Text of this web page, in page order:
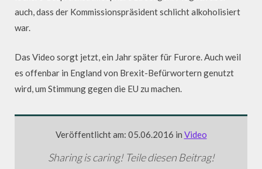
auch, dass der Kommissionspräsident schlicht alkoholisiert
war.
Das Video sorgt jetzt, ein Jahr später für Furore. Auch weil
es offenbar in England von Brexit-Befürwortern genutzt
wird, um Stimmung gegen die EU zu machen.
Veröffentlicht am: 05.06.2016 in Video
Sharing is caring! Teile diesen Beitrag!